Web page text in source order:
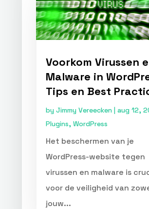
Voorkom Virussen
Malware in
Tips en Best
by Jimmy Vereecken| aug 12,
Plugins, WordPress
Het beschermen van je
WordPress-website tegen
virussen en malware is
voor de veiligheid van
jouw...